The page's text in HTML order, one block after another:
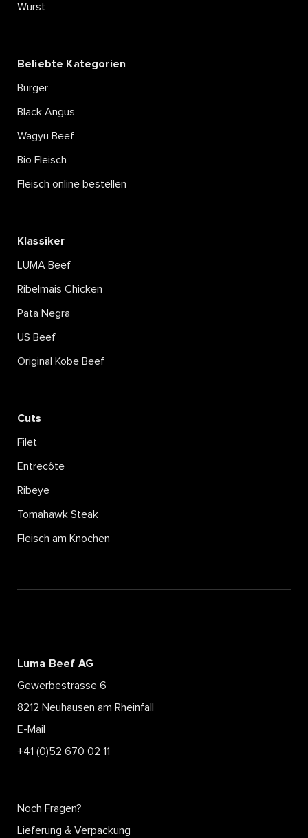
Wurst
Beliebte Kategorien
Burger
Black Angus
Wagyu Beef
Bio Fleisch
Fleisch online bestellen
Klassiker
LUMA Beef
Ribelmais Chicken
Pata Negra
US Beef
Original Kobe Beef
Cuts
Filet
Entrecôte
Ribeye
Tomahawk Steak
Fleisch am Knochen
Luma Beef AG
Gewerbestrasse 6
8212 Neuhausen am Rheinfall
E-Mail
+41 (0)52 670 02 11
Noch Fragen?
Lieferung & Verpackung